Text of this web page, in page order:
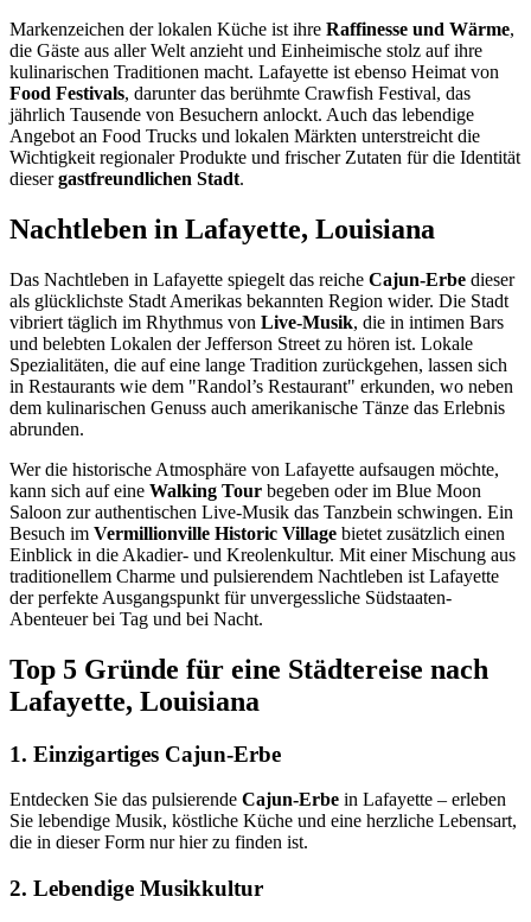
Markenzeichen der lokalen Küche ist ihre Raffinesse und Wärme,
die Gäste aus aller Welt anzieht und Einheimische stolz auf ihre
kulinarischen Traditionen macht. Lafayette ist ebenso Heimat von
Food Festivals, darunter das berühmte Crawfish Festival, das
jährlich Tausende von Besuchern anlockt. Auch das lebendige
Angebot an Food Trucks und lokalen Märkten unterstreicht die
Wichtigkeit regionaler Produkte und frischer Zutaten für die Identität
diesergastfreundlichen Stadt.
Nachtleben in Lafayette, Louisiana
Das Nachtleben in Lafayette spiegelt das reiche Cajun-Erbe dieser
als glücklichste Stadt Amerikas bekannten Region wider. Die Stadt
vibriert täglich im Rhythmus von Live-Musik, die in intimen Bars
und belebten Lokalen der Jefferson Street zu hören ist. Lokale
Spezialitäten, die auf eine lange Tradition zurückgehen, lassen sich
in Restaurants wie dem "Randol’s Restaurant" erkunden, wo neben
dem kulinarischen Genuss auch amerikanische Tänze das Erlebnis
abrunden.
Wer die historische Atmosphäre von Lafayette aufsaugen möchte,
kann sich auf eine Walking Tour begeben oder im Blue Moon
Saloon zur authentischen Live-Musik das Tanzbein schwingen. Ein
Besuch im Vermillionville Historic Village bietet zusätzlich einen
Einblick in die Akadier- und Kreolenkultur. Mit einer Mischung aus
traditionellem Charme und pulsierendem Nachtleben ist Lafayette
der perfekte Ausgangspunkt für unvergessliche Südstaaten-
Abenteuer bei Tag und bei Nacht.
Top 5 Gründe für eine Städtereise nach
Lafayette, Louisiana
1. Einzigartiges Cajun-Erbe
Entdecken Sie das pulsierende Cajun-Erbe in Lafayette – erleben
Sie lebendige Musik, köstliche Küche und eine herzliche Lebensart,
die in dieser Form nur hier zu finden ist.
2. Lebendige Musikkultur